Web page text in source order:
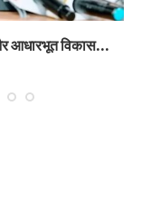
आधारभूत विकास...